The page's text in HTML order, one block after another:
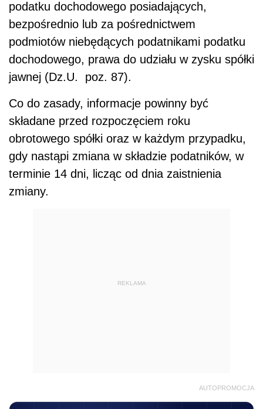
podatku dochodowego posiadających,
bezpośrednio lub za pośrednictwem
podmiotów niebędących podatnikami podatku
dochodowego, prawa do udziału w zysku spółki
jawnej (Dz.U. poz. 87).
Co do zasady, informacje powinny być
składane przed rozpoczęciem roku
obrotowego spółki oraz w każdym przypadku,
gdy nastąpi zmiana w składzie podatników, w
terminie 14 dni, licząc od dnia zaistnienia
zmiany.
REKLAMA
AUTOPROMOCJA